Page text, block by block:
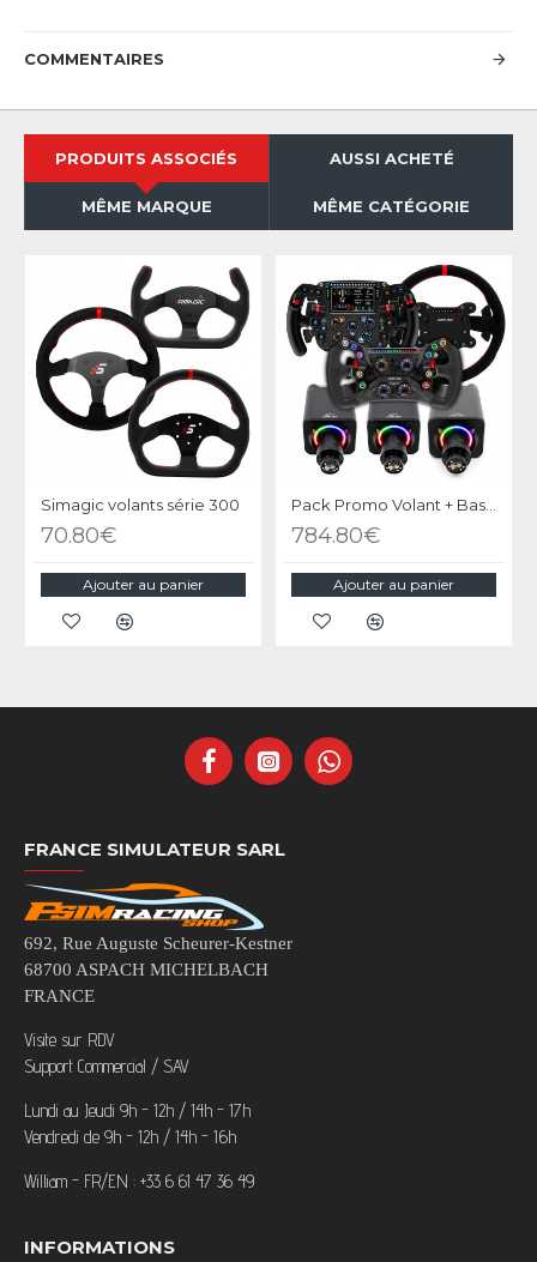
COMMENTAIRES
PRODUITS ASSOCIÉS AUSSI ACHETÉ
MÊME MARQUE MÊME CATÉGORIE
Simagic volants série 300
70.80€
Ajouter au panier
784.80€
Ajouter au panier
FRANCE SIMULATEUR SARL
692, Rue Auguste Scheurer-Kestner
68700 ASPACH MICHELBACH
FRANCE
Visite sur RDV
Support Commercial / SAV
Lundi au Jeudi 9h - 12h / 14h - 17h
Vendredi de 9h - 12h / 14h - 16h
William - FR/EN : +33 6 61 47 36 49
INFORMATIONS